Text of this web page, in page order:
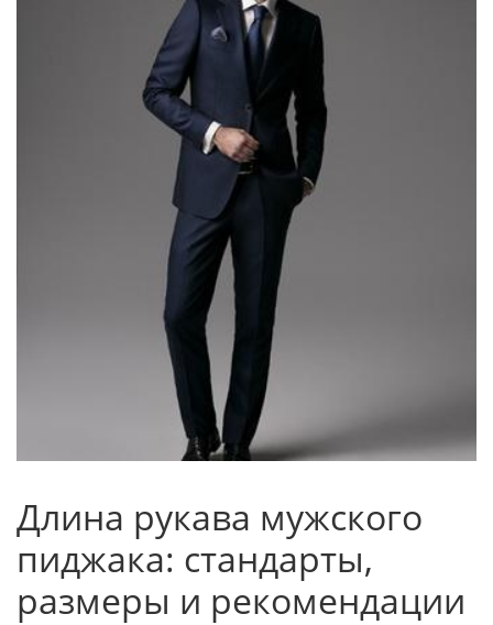
Длина рукава мужского
пиджака: стандарты,
размеры и рекомендации